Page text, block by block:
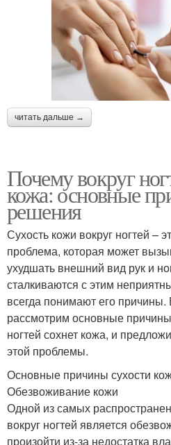
читать дальше →
Почему вокруг
кожа: основные
решения
Сухость кожи вокруг ногтей –
проблема, которая может
ухудшать внешний вид рук и
сталкиваются с этим
всегда понимают его
рассмотрим основные
ногтей сохнет кожа, и
этой проблемы.
Основные причины сухости
Обезвоживание кожи
Одной из самых
вокруг ногтей является
произойти из-за недостатка